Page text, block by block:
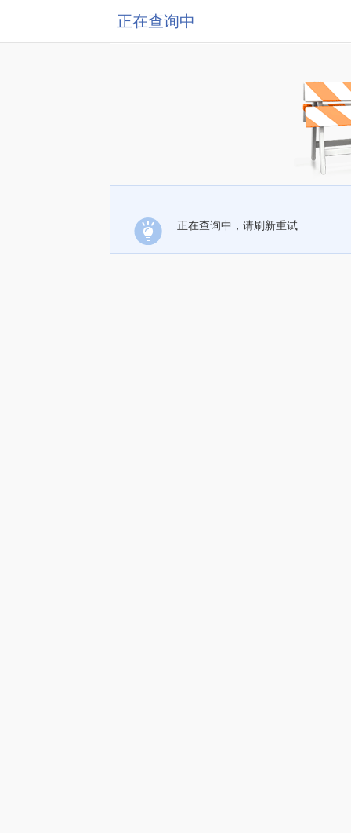
正在查询中
正在查询中，请刷新重试